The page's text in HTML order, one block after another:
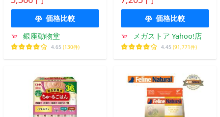
価格比較
銀座動物堂
4.65 (130件)
価格比較
メガストア Yahoo!店
4.45 (91,771件)